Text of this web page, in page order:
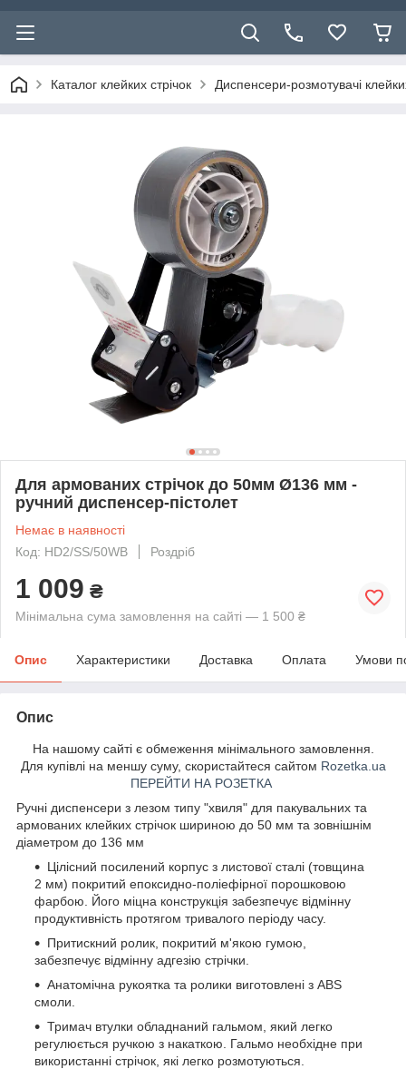
Каталог клейких стрічок Диспенсери-розмотувачі
Для армованих стрічок до 50мм Ø136 мм -
ручний диспенсер-пістолет
Немає в наявності
Код: HD2/SS/50WB
Роздріб
1 009 ₴
Мінімальна сума замовлення на сайті — 1 500 ₴
Опис Характеристики Доставка Оплата Умови
Опис
На нашому сайті є обмеження мінімального замовлення.
Для купівлі на меншу суму, скористайтеся сайтом Rozetka.ua
ПЕРЕЙТИ НА РОЗЕТКА
Ручні диспенсери з лезом типу "хвиля" для пакувальних та
армованих клейких стрічок шириною до 50 мм та зовнішнім
діаметром до 136 мм
Цілісний посилений корпус з листової сталі (товщина
2 мм) покритий епоксидно-поліефірної порошковою
фарбою. Його міцна конструкція забезпечує відмінну
продуктивність протягом тривалого періоду часу.
Притискний ролик, покритий м'якою гумою,
забезпечує відмінну адгезію стрічки.
Анатомічна рукоятка та ролики виготовлені з ABS
смоли.
Тримач втулки обладнаний гальмом, який легко
регулюється ручкою з накаткою. Гальмо необхідне при
використанні стрічок, які легко розмотуються.